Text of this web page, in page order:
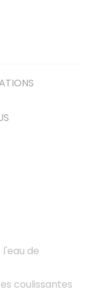
de
coulissantes